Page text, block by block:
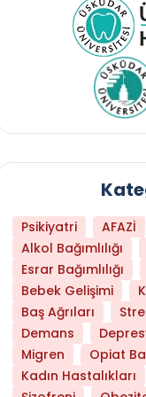
Hangi Yaşta
Psikiyatri AFAZİ
Alkol Bağımlılığı
Esrar Bağımlılığı
Bebek Gelişimi
Baş Ağrıları
Demans
Migren
Opiat
Kadın Hastalıkları